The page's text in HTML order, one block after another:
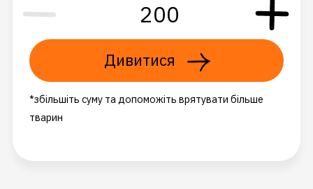
Дивитися
*збільшіть суму та допоможіть врятувати більше
тварин